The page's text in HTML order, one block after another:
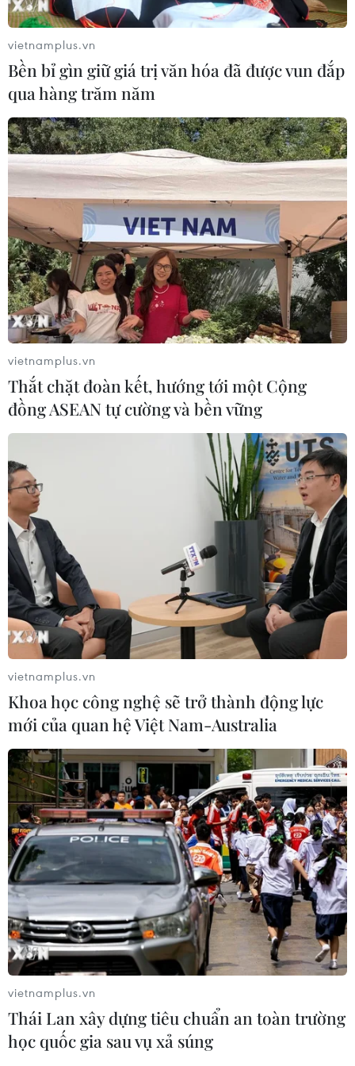
vietnamplus.vn
Bền bỉ gìn giữ giá trị văn hóa đã được vun đắp
qua hàng trăm năm
vietnamplus.vn
Thắt chặt đoàn kết, hướng tới một Cộng
đồng ASEAN tự cường và bền vững
vietnamplus.vn
Khoa học công nghệ sẽ trở thành động lực
mới của quan hệ Việt Nam-Australia
vietnamplus.vn
Thái Lan xây dựng tiêu chuẩn an toàn trường
học quốc gia sau vụ xả súng